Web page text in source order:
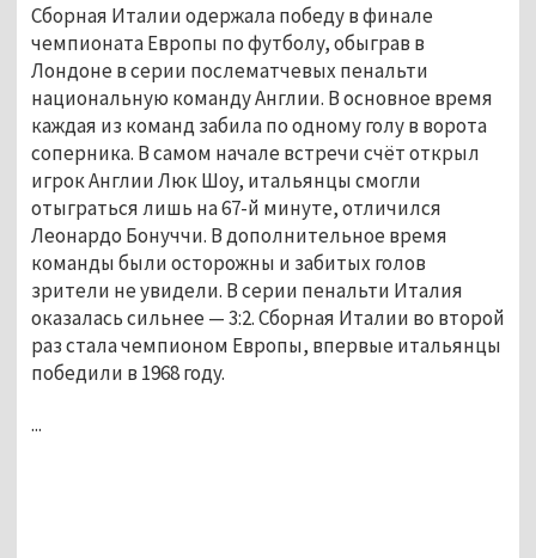
Сборная Италии одержала победу в финале
чемпионата Европы по футболу, обыграв в
Лондоне в серии послематчевых пенальти
национальную команду Англии. В основное время
каждая из команд забила по одному голу в ворота
соперника. В самом начале встречи счёт открыл
игрок Англии Люк Шоу, итальянцы смогли
отыграться лишь на 67-й минуте, отличился
Леонардо Бонуччи. В дополнительное время
команды были осторожны и забитых голов
зрители не увидели. В серии пенальти Италия
оказалась сильнее — 3:2. Сборная Италии во второй
раз стала чемпионом Европы, впервые итальянцы
победили в 1968 году.
...